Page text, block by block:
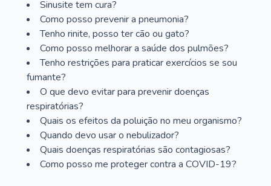
Sinusite tem cura?
Como posso prevenir a pneumonia?
Tenho rinite, posso ter cão ou gato?
Como posso melhorar a saúde dos pulmões?
Tenho restrições para praticar exercícios se sou
fumante?
O que devo evitar para prevenir doenças
respiratórias?
Quais os efeitos da poluição no meu organismo?
Quando devo usar o nebulizador?
Quais doenças respiratórias são contagiosas?
Como posso me proteger contra a COVID-19?